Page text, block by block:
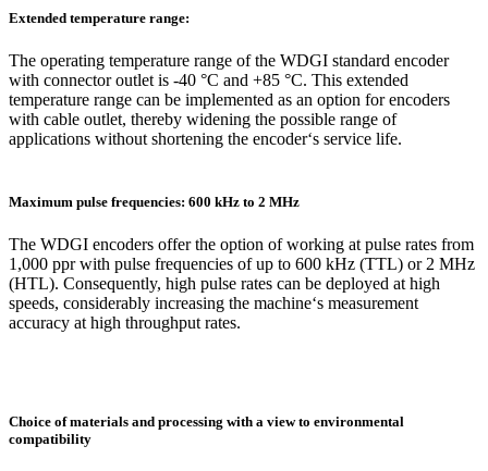
Extended temperature range:
The operating temperature range of the WDGI standard encoder
with connector outlet is -40 °C and +85 °C. This extended
temperature range can be implemented as an option for encoders
with cable outlet, thereby widening the possible range of
applications without shortening the encoder‘s service life.
Maximum pulse frequencies: 600 kHz to 2 MHz
The WDGI encoders offer the option of working at pulse rates from
1,000 ppr with pulse frequencies of up to 600 kHz (TTL) or 2 MHz
(HTL). Consequently, high pulse rates can be deployed at high
speeds, considerably increasing the machine‘s measurement
accuracy at high throughput rates.
Choice of materials and processing with a view to environmental
compatibility